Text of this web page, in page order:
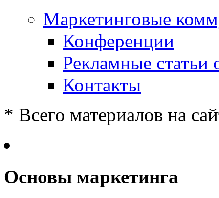
Маркетинговые
Конференции
Рекламные статьи
Контакты
* Всего материалов на
Основы маркетинга